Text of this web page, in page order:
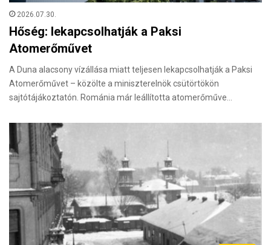
2026.07.30.
Hőség: lekapcsolhatják a Paksi
Atomerőművet
A Duna alacsony vízállása miatt teljesen lekapcsolhatják a Paksi
Atomerőművet – közölte a miniszterelnök csütörtökön
sajtótájákoztatón. Románia már leállította atomerőműve…